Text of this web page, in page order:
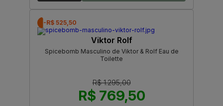
-R$ 525,50
Viktor Rolf
Spicebomb Masculino de Viktor & Rolf Eau de
Toilette
R$ 1.295,00
R$ 769,50